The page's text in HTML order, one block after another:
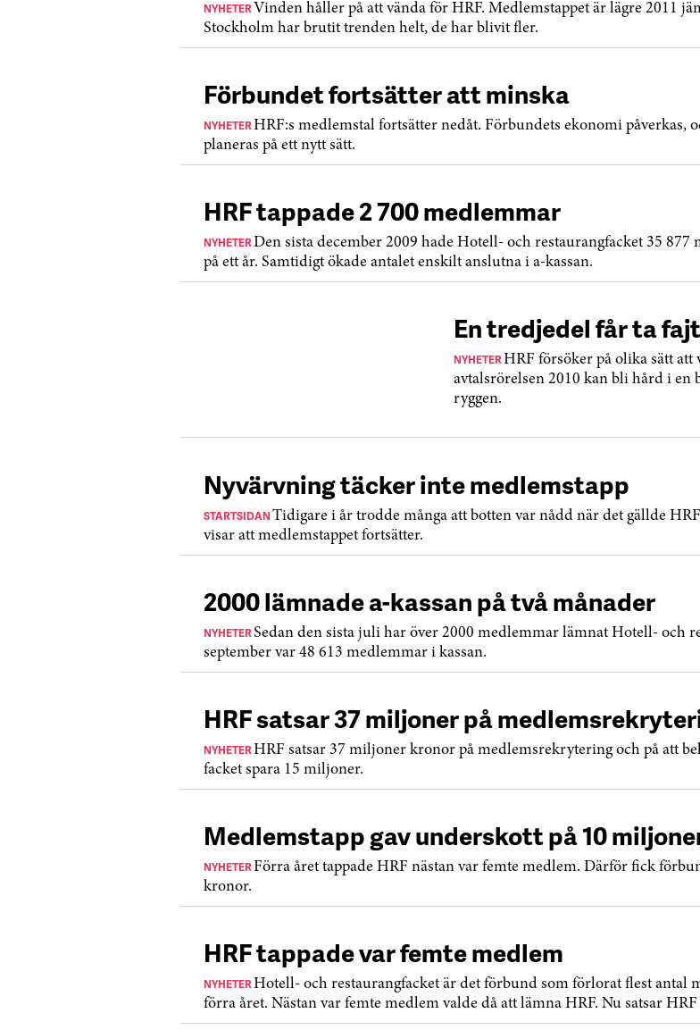
NYHETERVinden håller på att vända för HRF. Medlemstappet är lägre 2011
Stockholm har brutit trenden helt, de har blivit fler.
Förbundet fortsätter att minska
NYHETERHRF:s medlemstal fortsätter nedåt. Förbundets ekonomi påverkas,
planeras på ett nytt sätt.
HRF tappade 2 700 medlemmar
NYHETERDen sista december 2009 hade Hotell- och restaurangfacket 35
på ett år. Samtidigt ökade antalet enskilt anslutna i a-kassan.
En tredjedel får ta
NYHETERHRF försöker på olika sätt
avtalsrörelsen 2010 kan bli hård i en
ryggen.
Nyvärvning täcker inte medlemstapp
STARTSIDANTidigare i år trodde många att botten var nådd när det gällde
visar att medlemstappet fortsätter.
2000 lämnade a-kassan på två månader
NYHETERSedan den sista juli har över 2000 medlemmar lämnat Hotell- och
september var 48 613 medlemmar i kassan.
HRF satsar 37 miljoner på
NYHETERHRF satsar 37 miljoner kronor på medlemsrekrytering och på att
facket spara 15 miljoner.
Medlemstapp gav underskott på 10
NYHETERFörra året tappade HRF nästan var femte medlem. Därför fick
kronor.
HRF tappade var femte medlem
NYHETERHotell- och restaurangfacket är det förbund som förlorat flest
förra året. Nästan var femte medlem valde då att lämna HRF. Nu satsar HRF